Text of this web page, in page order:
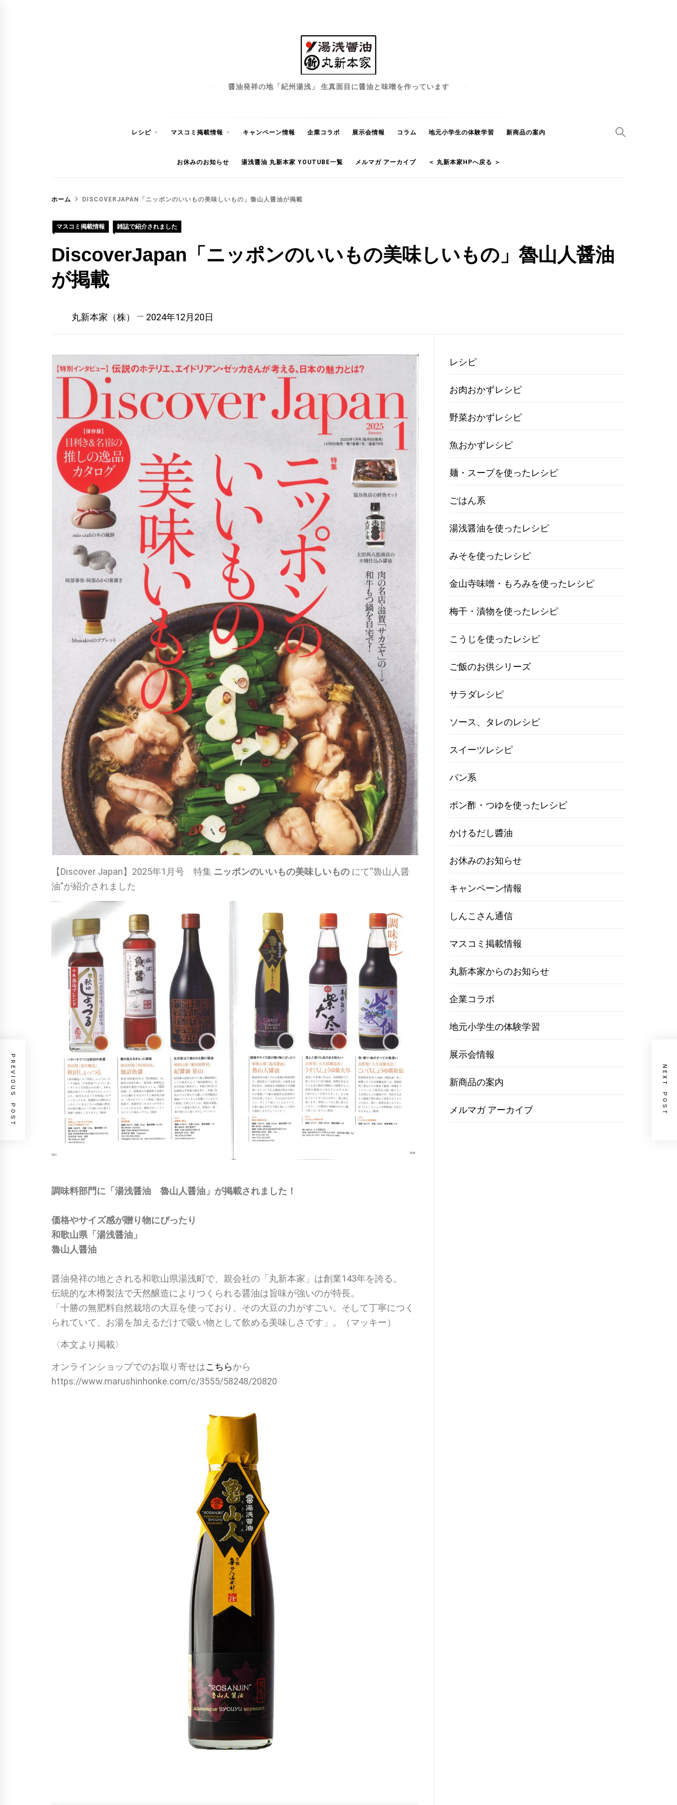
醤油発祥の地「紀州湯浅」 生真面目に醤油と味噌を作っています
レシピ マスコミ掲載情報 キャンペーン情報 企業コラボ 展示会情報 コラム 地元小学生の体験学習 新商品の案内
お休みのお知らせ 湯浅醤油 丸新本家 YOUTUBE一覧 メルマガ アーカイブ ＜ 丸新本家HPへ戻る ＞
ホーム DISCOVERJAPAN「ニッポンのいいもの美味しいもの」魯山人醤油が掲載
マスコミ掲載情報 雑誌で紹介されました
DiscoverJapan「ニッポンのいいもの美味しいもの」魯山人醤油
が掲載
丸新本家（株） 2024年12月20日
【Discover Japan】2025年1月号 特集 ニッポンのいいもの美味しいもの にて“魯山人醤
油”が紹介されました
調味料部門に「湯浅醤油 魯山人醤油」が掲載されました！
価格やサイズ感が贈り物にぴったり
和歌山県「湯浅醤油」
魯山人醤油
醤油発祥の地とされる和歌山県湯浅町で、親会社の「丸新本家」は創業143年を誇る。
伝統的な木樽製法で天然醸造によりつくられる醤油は旨味が強いのが特長。
「十勝の無肥料自然栽培の大豆を使っており、その大豆の力がすごい。そして丁寧につく
られていて、お湯を加えるだけで吸い物として飲める美味しさです」。（マッキー）
〈本文より掲載〉
オンラインショップでのお取り寄せはこちらから
https://www.marushinhonke.com/c/3555/58248/20820
PREVIOUS POST NEXT POST
レシピ
お肉おかずレシピ
野菜おかずレシピ
魚おかずレシピ
麺・スープを使ったレシピ
ごはん系
湯浅醤油を使ったレシピ
みそを使ったレシピ
金山寺味噌・もろみを使ったレシピ
梅干・漬物を使ったレシピ
こうじを使ったレシピ
ご飯のお供シリーズ
サラダレシピ
ソース、タレのレシピ
スイーツレシピ
パン系
ポン酢・つゆを使ったレシピ
かけるだし醬油
お休みのお知らせ
キャンペーン情報
しんこさん通信
マスコミ掲載情報
丸新本家からのお知らせ
企業コラボ
地元小学生の体験学習
展示会情報
新商品の案内
メルマガ アーカイブ